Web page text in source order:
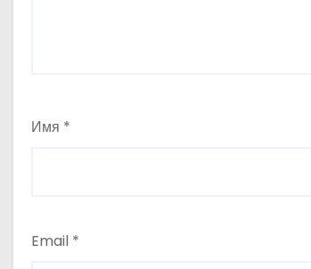
Имя *
Email *